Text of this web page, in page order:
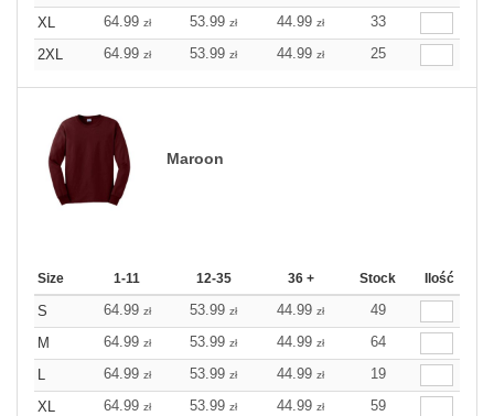
XL
64.99 zł 53.99 zł 44.99 zł
33
2XL
64.99 zł 53.99 zł 44.99 zł 25
Maroon
Size 1-11 12-35 36 + Stock Ilość
S 64.99 zł 53.99 zł 44.99 zł
49
M
64.99 zł 53.99 zł 44.99 zł
64
L
64.99 zł 53.99 zł 44.99 zł
19
XL
64.99 zł 53.99 zł 44.99 zł
59